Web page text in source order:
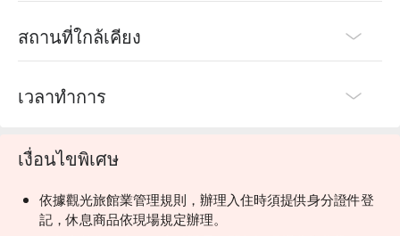
สถานที่ใกล้เคียง
เวลาทำการ
เงื่อนไขพิเศษ
依據觀光旅館業管理規則，辦理入住時須提供身分證件登
記，休息商品依現場規定辦理。